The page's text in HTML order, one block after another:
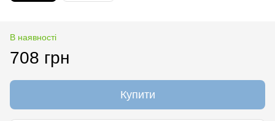
В наявності
708 грн
Купити